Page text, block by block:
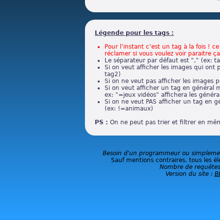
Légende pour les tags :
Pour l’instant c’est un tag à la fois !
réclamer si vous voulez voir paraitre
Le séparateur par défaut est "," (ex:
Si on veut afficher les images qui
tag2)
Si on ne veut pas afficher les images
Si on veut afficher un tag en général
ex: "=jeux vidéos" affichera les
Si on ne veut PAS afficher un tag en
(ex: !=animaux)
PS : On ne peut pas trier et filtrer en
Besoin d'un programmeur ou
Sauf mentions contraires, tous les
Nombre de
Version du site :